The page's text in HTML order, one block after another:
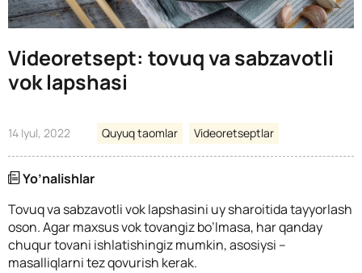
Videoretsept: tovuq va sabzavotli
vok lapshasi
14 Iyul, 2022 Quyuq taomlar Videoretseptlar
Yo’nalishlar
Tovuq va sabzavotli vok lapshasini uy sharoitida tayyorlash
oson. Agar maxsus vok tovangiz bo’lmasa, har qanday
chuqur tovani ishlatishingiz mumkin, asosiysi –
masalliqlarni tez qovurish kerak.